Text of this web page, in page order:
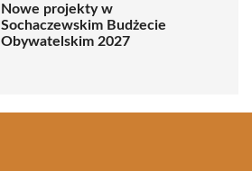
Nowe projekty w
Sochaczewskim Budżecie
Obywatelskim 2027